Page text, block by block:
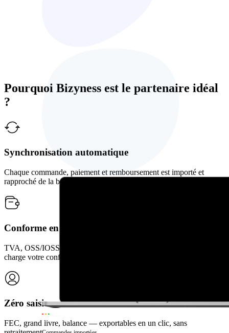
Pourquoi Bizyness est le partenaire idéal
?
Synchronisation automatique
Chaque commande, paiement et remboursement est importé et
rapproché de la bonne vente, automatiquement.
Conforme en France et en Europe
TVA, OSS/IOSS, facturation électronique… Bizyness prend en
charge votre conformité.
Zéro saisie
FEC, grand livre, balance — exportables en un clic, sans